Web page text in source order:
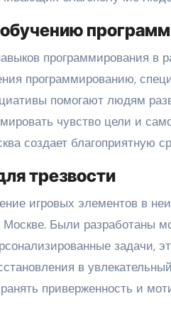
программирования
программированию,
помогают людям
чувство цели и
создает благоприятную
трезвости
игровых элементов в
Москве. Были
задачи,
в
приверженность и